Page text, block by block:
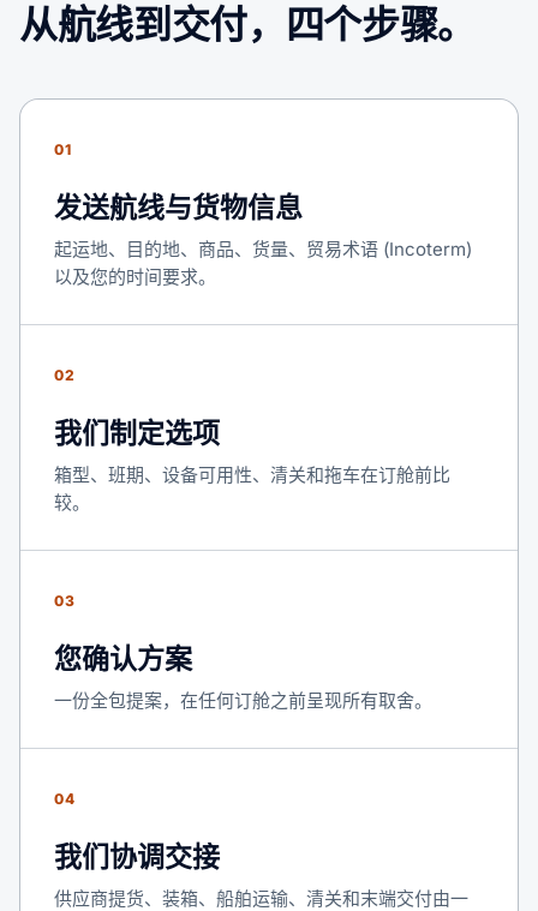
从航线到交付，四个步骤。
01
发送航线与货物信息
起运地、目的地、商品、货量、贸易术语 (Incoterm)
以及您的时间要求。
02
我们制定选项
箱型、班期、设备可用性、清关和拖车在订舱前比
较。
03
您确认方案
一份全包提案，在任何订舱之前呈现所有取舍。
04
我们协调交接
供应商提货、装箱、船舶运输、清关和末端交付由一